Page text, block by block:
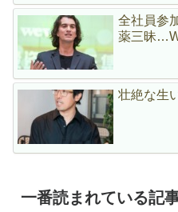
全社員参
薬三昧
壮絶な生
一番読まれている記